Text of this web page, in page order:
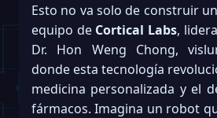
Esto no va solo de construir
equipo de Cortical Labs,
Dr. Hon Weng Chong,
donde esta tecnología
medicina personalizada y el
fármacos. Imagina un robot